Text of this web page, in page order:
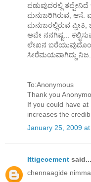
ಪಡುವುದರಲ್ಲಿ
ಮನುಜರಿಗಿರುವ, ಆಸೆ.
ಮನುಜರಲ್ಲಿರುವ
ಅವೇ ನನಗಿಷ್ಟ...
ಲೇಖನ
ಸೀರೆಮಯವಾಗಿದ್ದು ನಿಜ...
To:Anonymous
Thank you
If you could have
increases the
January 25, 2009 at
Ittigecement said...
chennaagide